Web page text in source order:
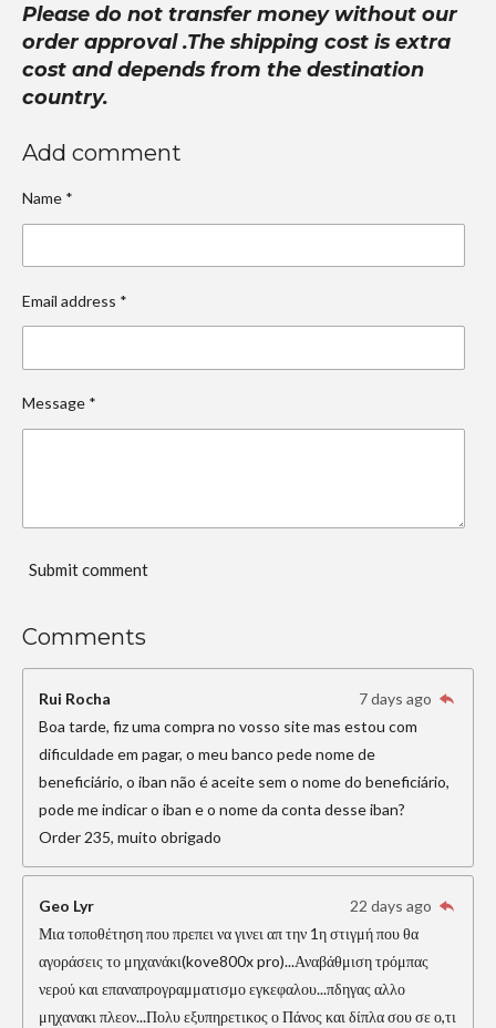
Please do not transfer money without our
order approval .The shipping cost is extra
cost and depends from the destination
country.
Add comment
Name *
Email address *
Message *
Submit comment
Comments
Rui Rocha
7 days ago
Boa tarde, fiz uma compra no vosso site mas estou com
dificuldade em pagar, o meu banco pede nome de
beneficiário, o iban não é aceite sem o nome do beneficiário,
pode me indicar o iban e o nome da conta desse iban?
Order 235, muito obrigado
Geo Lyr
22 days ago
Μια τοποθέτηση που πρεπει να γινει απ την 1η στιγμή που θα
αγοράσεις το μηχανάκι(kove800x pro)...Αναβάθμιση τρόμπας
νερού και επαναπρογραμματισμο εγκεφαλου...πδηγας αλλο
μηχανακι πλεον...Πολυ εξυπηρετικος ο Πάνος και δίπλα σου σε ο,τι